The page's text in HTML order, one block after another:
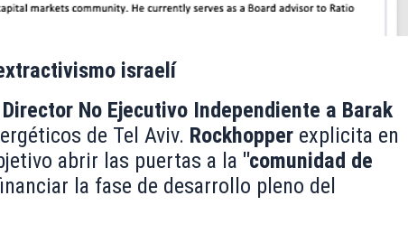
israelí
Director No Ejecutivo Independiente a Barak
de Tel Aviv. Rockhopperexplicita en
abrir las puertas a la "comunidad de
la fase de desarrollo pleno del